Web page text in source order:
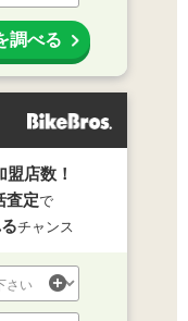
調べる
店数！
査定で
チャンス